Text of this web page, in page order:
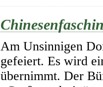
Am Unsinnigen
gefeiert. Es wird
übernimmt. Der